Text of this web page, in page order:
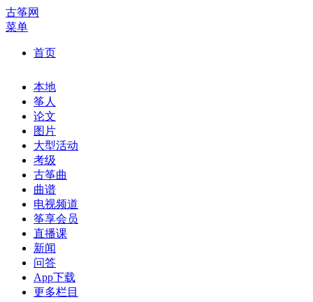
古筝网
菜单
首页
本地
筝人
论文
图片
大型活动
考级
古筝曲
曲谱
电视频道
筝享会员
直播课
新闻
问答
App下载
更多栏目